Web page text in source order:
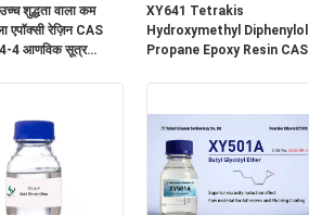
शुद्धता वाला कम
एपॉक्सी रेज़िन CAS
4 आणविक सूत्र
XY641 Tetrakis
Hydroxymethyl Diphenylol
Propane Epoxy Resin CAS